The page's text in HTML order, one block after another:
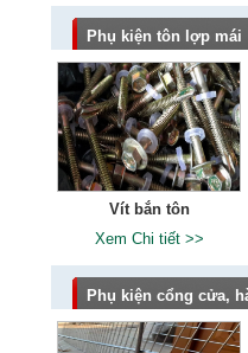
Phụ kiện tôn lợp mái
Vít bắn tôn
Xem Chi tiết >>
Phụ kiện cổng cửa,